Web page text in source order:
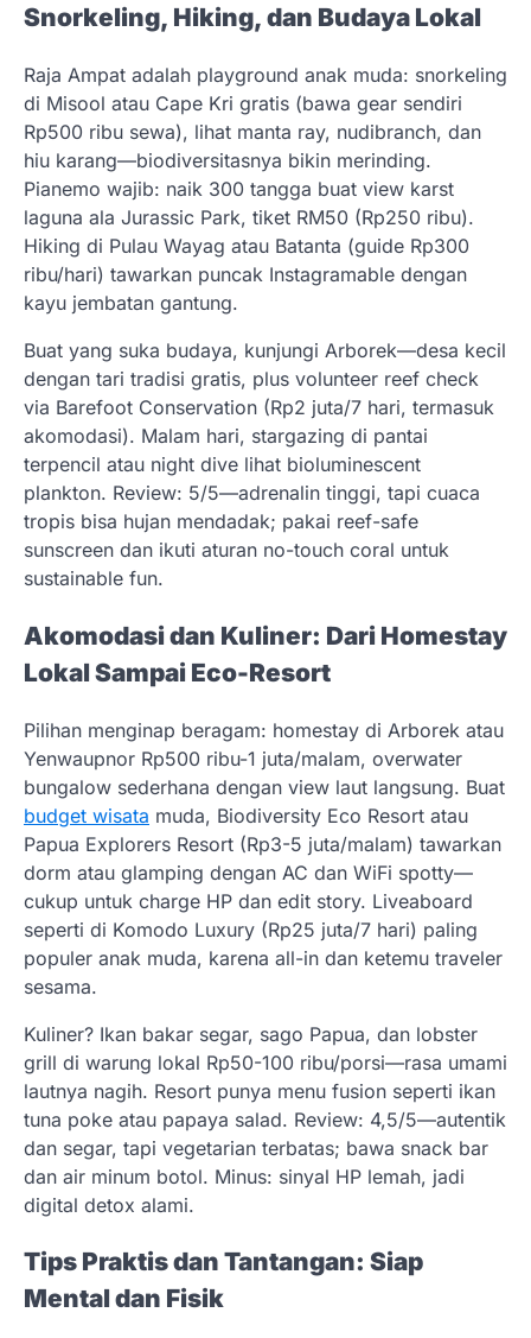
Snorkeling, Hiking, dan Budaya Lokal
Raja Ampat adalah playground anak muda: snorkeling
di Misool atau Cape Kri gratis (bawa gear sendiri
Rp500 ribu sewa), lihat manta ray, nudibranch, dan
hiu karang—biodiversitasnya bikin merinding.
Pianemo wajib: naik 300 tangga buat view karst
laguna ala Jurassic Park, tiket RM50 (Rp250 ribu).
Hiking di Pulau Wayag atau Batanta (guide Rp300
ribu/hari) tawarkan puncak Instagramable dengan
kayu jembatan gantung.
Buat yang suka budaya, kunjungi Arborek—desa kecil
dengan tari tradisi gratis, plus volunteer reef check
via Barefoot Conservation (Rp2 juta/7 hari, termasuk
akomodasi). Malam hari, stargazing di pantai
terpencil atau night dive lihat bioluminescent
plankton. Review: 5/5—adrenalin tinggi, tapi cuaca
tropis bisa hujan mendadak; pakai reef-safe
sunscreen dan ikuti aturan no-touch coral untuk
sustainable fun.
Akomodasi dan Kuliner: Dari Homestay
Lokal Sampai Eco-Resort
Pilihan menginap beragam: homestay di Arborek atau
Yenwaupnor Rp500 ribu-1 juta/malam, overwater
bungalow sederhana dengan view laut langsung. Buat
budget wisata muda, Biodiversity Eco Resort atau
Papua Explorers Resort (Rp3-5 juta/malam) tawarkan
dorm atau glamping dengan AC dan WiFi spotty—
cukup untuk charge HP dan edit story. Liveaboard
seperti di Komodo Luxury (Rp25 juta/7 hari) paling
populer anak muda, karena all-in dan ketemu traveler
sesama.
Kuliner? Ikan bakar segar, sago Papua, dan lobster
grill di warung lokal Rp50-100 ribu/porsi—rasa umami
lautnya nagih. Resort punya menu fusion seperti ikan
tuna poke atau papaya salad. Review: 4,5/5—autentik
dan segar, tapi vegetarian terbatas; bawa snack bar
dan air minum botol. Minus: sinyal HP lemah, jadi
digital detox alami.
Tips Praktis dan Tantangan: Siap
Mental dan Fisik